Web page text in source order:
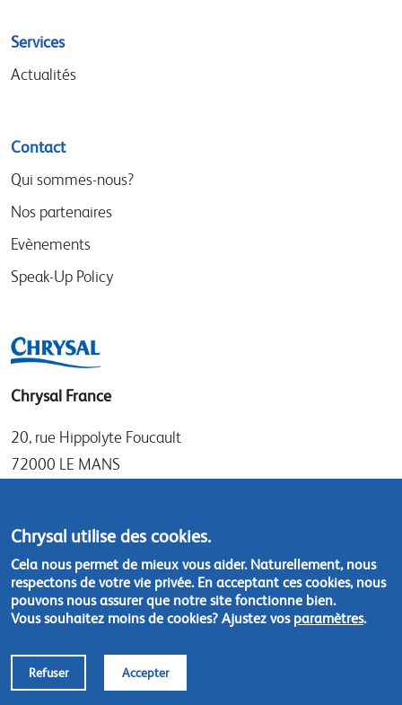
Services
Actualités
Contact
Qui sommes-nous?
Nos partenaires
Evènements
Speak-Up Policy
Chrysal France
20, rue Hippolyte Foucault
72000 LE MANS
Fax: +33 (0)1 30 69 71 37
Contactez-nous :chrysal.france@chrysal.fr
menuPolitique de non-responsabilité et de confidentialité
Terms & Conditions
Chrysal utilise des cookies.
Cela nous permet de mieux vous aider. Naturellement, nous
respectons de votre vie privée. En acceptant ces cookies, nous
pouvons nous assurer que notre site fonctionne bien.
Vous souhaitez moins de cookies? Ajustez vos paramètres.
Refuser Accepter